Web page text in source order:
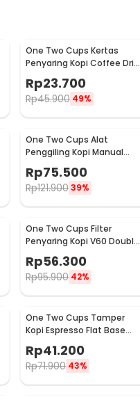
One Two Cups Kertas
Penyaring Kopi Coffee Drip
Bag Paper Filter 50PCS -
T111
Rp23.700
Rp45.900 49%
One Two Cups Alat
Penggiling Kopi Manual
16290
Rp75.500
Rp121.90039%
One Two Cups Filter
Penyaring Kopi V60 Double
Layer Coffee Filter - FS-40S
Rp56.300
Rp95.900 42%
One Two Cups Tamper
Kopi Espresso Flat Base
SS51
Rp41.200
Rp71.900 43%